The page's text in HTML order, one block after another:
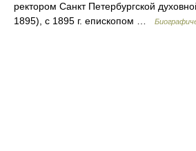
ректором Санкт Петербургской
1895), с 1895 г. епископом …